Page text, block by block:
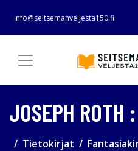
info@seitsemanveljesta150.fi
JOSEPH ROTH
Tietokirjat